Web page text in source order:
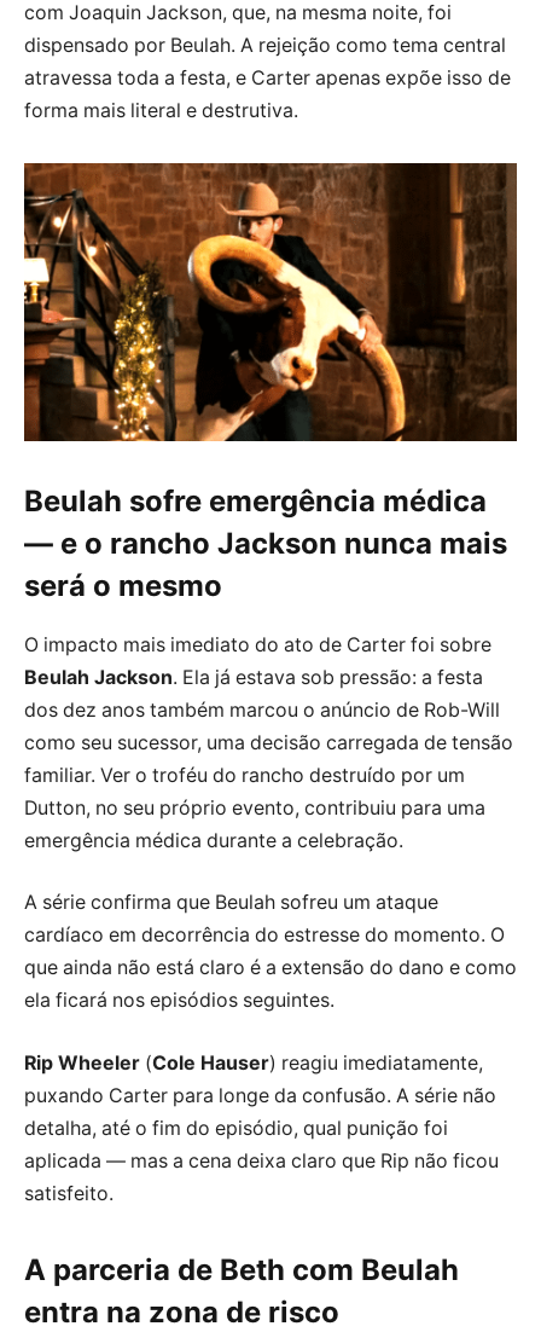
com Joaquin Jackson, que, na mesma noite, foi
dispensado por Beulah. A rejeição como tema central
atravessa toda a festa, e Carter apenas expõe isso de
forma mais literal e destrutiva.
Beulah sofre emergência médica
— e o rancho Jackson nunca mais
será o mesmo
O impacto mais imediato do ato de Carter foi sobre
Beulah Jackson. Ela já estava sob pressão: a festa
dos dez anos também marcou o anúncio de Rob-Will
como seu sucessor, uma decisão carregada de tensão
familiar. Ver o troféu do rancho destruído por um
Dutton, no seu próprio evento, contribuiu para uma
emergência médica durante a celebração.
A série confirma que Beulah sofreu um ataque
cardíaco em decorrência do estresse do momento. O
que ainda não está claro é a extensão do dano e como
ela ficará nos episódios seguintes.
Rip Wheeler (Cole Hauser) reagiu imediatamente,
puxando Carter para longe da confusão. A série não
detalha, até o fim do episódio, qual punição foi
aplicada — mas a cena deixa claro que Rip não ficou
satisfeito.
A parceria de Beth com Beulah
entra na zona de risco